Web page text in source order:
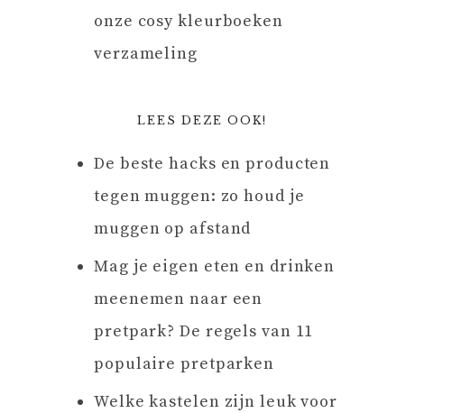
onze cosy kleurboeken
verzameling
LEES DEZE OOK!
De beste hacks en producten
tegen muggen: zo houd je
muggen op afstand
Mag je eigen eten en drinken
meenemen naar een
pretpark? De regels van 11
populaire pretparken
Welke kastelen zijn leuk voor